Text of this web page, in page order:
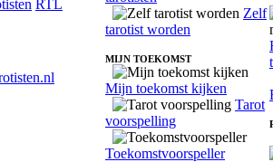
RTL
Zelf
tarotist worden
MIJN TOEKOMST
Mijn toekomst kijken
Tarot
voorspelling
Toekomstvoorspeller